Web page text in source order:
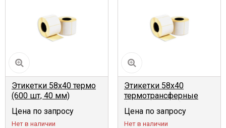
Этикетки 58x40 термо
(600 шт, 40 мм)
Цена по запросу
Нет в наличии
Этикетки 58x40
термотрансферные
Цена по запросу
Нет в наличии